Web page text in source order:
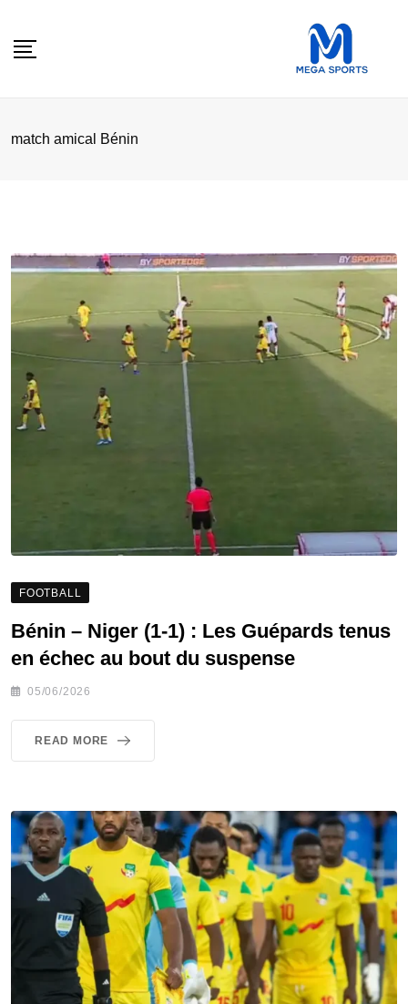
match amical Bénin
FOOTBALL
Bénin – Niger (1-1) : Les Guépards tenus
en échec au bout du suspense
05/06/2026
READ MORE